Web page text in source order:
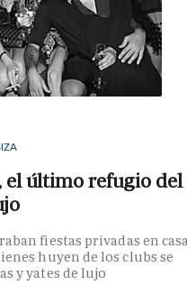
el último refugio del
fiestas privadas en
huyen de los clubs se
y yates de lujo